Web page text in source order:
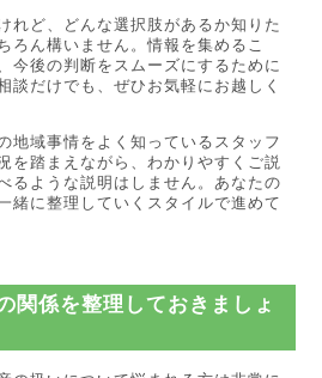
れど、どんな選択肢があるか知りた
ろん構いません。情報を集めるこ
今後の判断をスムーズにするために
談だけでも、ぜひお気軽にお越しく
地域事情をよく知っているスタッフ
を踏まえながら、わかりやすくご説
るような説明はしません。あなたの
緒に整理していくスタイルで進めて
関係を整理しておきましょ